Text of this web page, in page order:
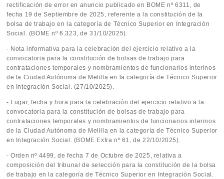
rectificación de error en anuncio publicado en BOME nº 6311, de
fecha 19 de Septiembre de 2025, referente a la constitución de la
bolsa de trabajo en la categoría de Técnico Superior en Integración
Social. (BOME nº 6.323, de 31/10/2025).
- Nota informativa para la celebración del ejercicio relativo a la
convocatoria para la constitución de bolsas de trabajo para
contrataciones temporales y nombramientos de funcionarios interinos
de la Ciudad Autónoma de Melilla en la categoría de Técnico Superior
en Integración Social. (27/10/2025).
- Lugar, fecha y hora para la celebración del ejercicio relativo a la
convocatoria para la constitución de bolsas de trabajo para
contrataciones temporales y nombramientos de funcionarios interinos
de la Ciudad Autónoma de Melilla en la categoría de Técnico Superior
en Integración Social. (BOME Extra nº 61, de 22/10/2025).
- Orden nº 4499, de fecha 7 de Octubre de 2025, relativa a
composición del tribunal de selección para la constitución de la bolsa
de trabajo en la categoría de Técnico Superior en Integración Social.